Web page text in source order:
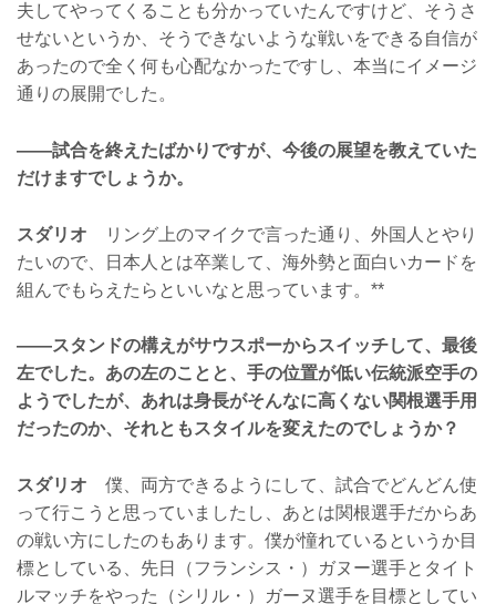
夫してやってくることも分かっていたんですけど、そうさ
せないというか、そうできないような戦いをできる自信が
あったので全く何も心配なかったですし、本当にイメージ
通りの展開でした。
——試合を終えたばかりですが、今後の展望を教えていた
だけますでしょうか。
スダリオ リング上のマイクで言った通り、外国人とやり
たいので、日本人とは卒業して、海外勢と面白いカードを
組んでもらえたらといいなと思っています。**
——スタンドの構えがサウスポーからスイッチして、最後
左でした。あの左のことと、手の位置が低い伝統派空手の
ようでしたが、あれは身長がそんなに高くない関根選手用
だったのか、それともスタイルを変えたのでしょうか？
スダリオ 僕、両方できるようにして、試合でどんどん使
って行こうと思っていましたし、あとは関根選手だからあ
の戦い方にしたのもあります。僕が憧れているというか目
標としている、先日（フランシス・）ガヌー選手とタイト
ルマッチをやった（シリル・）ガーヌ選手を目標としてい